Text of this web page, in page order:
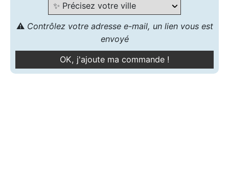
⚠️ Contrôlez votre adresse e-mail, un lien vous est
envoyé